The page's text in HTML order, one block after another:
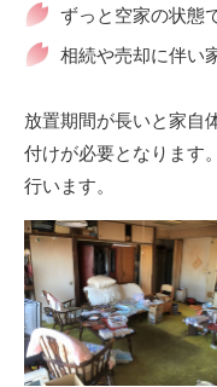
ずっと空家の状態
相続や売却に伴い
放置期間が長いと家自
付けが必要となります
行います。